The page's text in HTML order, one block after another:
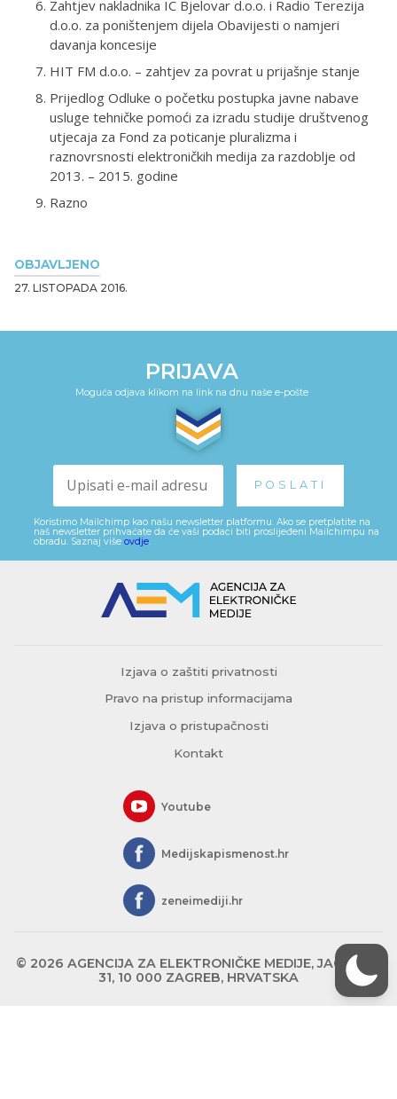
OBJAVLJENO
27. LISTOPADA 2016.
Zahtjev nakladnika IC Bjelovar d.o.o. i Radio Terezija
d.o.o. za poništenjem dijela Obavijesti o namjeri
davanja koncesije
HIT FM d.o.o. – zahtjev za povrat u prijašnje stanje
Prijedlog Odluke o početku postupka javne nabave
usluge tehničke pomoći za izradu studije društvenog
utjecaja za Fond za poticanje pluralizma i
raznovrsnosti elektroničkih medija za razdoblje od
2013. – 2015. godine
Razno
PRIJAVA
Moguća odjava klikom na link na dnu naše e-pošte
Koristimo Mailchimp kao našu newsletter platformu. Ako se pretplatite na
naš newsletter prihvaćate da će vaši podaci biti proslijeđeni Mailchimpu na
obradu. Saznaj više ovdje.
Izjava o zaštiti privatnosti
Pravo na pristup informacijama
Izjava o pristupačnosti
Kontakt
Youtube
Medijskapismenost.hr
zeneimediji.hr
© 2026 AGENCIJA ZA ELEKTRONIČKE MEDIJE, JAGIĆEVA
31, 10 000 ZAGREB, HRVATSKA